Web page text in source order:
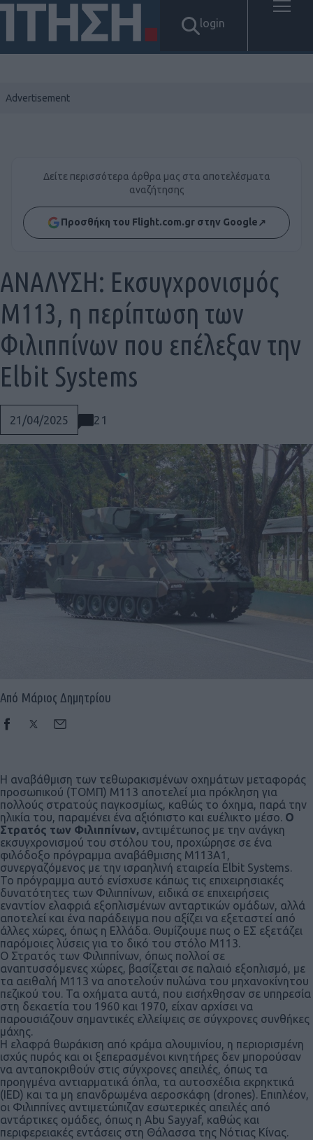
login
Social
Δείτε περισσότερα άρθρα μας στα αποτελέσματα
αναζήτησης
Προσθήκη του Flight.com.gr στην Google↗
21/04/2025 21
ΑΝΑΛΥΣΗ: Εκσυγχρονισμός
Μ113, η περίπτωση των
Φιλιππίνων που επέλεξαν την
Elbit Systems
Από Μάριος Δημητρίου
Η αναβάθμιση των τεθωρακισμένων οχημάτων μεταφοράς
προσωπικού (ΤΟΜΠ) Μ113 αποτελεί μια πρόκληση για
πολλούς στρατούς παγκοσμίως, καθώς το όχημα, παρά την
ηλικία του, παραμένει ένα αξιόπιστο και ευέλικτο μέσο. Ο
Στρατός των Φιλιππίνων, αντιμέτωπος με την ανάγκη
εκσυγχρονισμού του στόλου του, προχώρησε σε ένα
φιλόδοξο πρόγραμμα αναβάθμισης Μ113Α1,
συνεργαζόμενος με την ισραηλινή εταιρεία Elbit Systems.
Το πρόγραμμα αυτό ενίσχυσε κάπως τις επιχειρησιακές
δυνατότητες των Φιλιππίνων, ειδικά σε επιχειρήσεις
εναντίον ελαφριά εξοπλισμένων ανταρτικών ομάδων, αλλά
αποτελεί και ένα παράδειγμα που αξίζει να εξεταστεί από
άλλες χώρες, όπως η Ελλάδα. Θυμίζουμε πως ο ΕΣ εξετάζει
παρόμοιες λύσεις για το δικό του στόλο Μ113.
Ο Στρατός των Φιλιππίνων, όπως πολλοί σε
αναπτυσσόμενες χώρες, βασίζεται σε παλαιό εξοπλισμό, με
τα αειθαλή Μ113 να αποτελούν πυλώνα του μηχανοκίνητου
πεζικού του. Τα οχήματα αυτά, που εισήχθησαν σε υπηρεσία
στη δεκαετία του 1960 και 1970, είχαν αρχίσει να
παρουσιάζουν σημαντικές ελλείψεις σε σύγχρονες συνθήκες
μάχης.
Η ελαφρά θωράκιση από κράμα αλουμινίου, η περιορισμένη
ισχύς πυρός και οι ξεπερασμένοι κινητήρες δεν μπορούσαν
να ανταποκριθούν στις σύγχρονες απειλές, όπως τα
προηγμένα αντιαρματικά όπλα, τα αυτοσχέδια εκρηκτικά
(IED) και τα μη επανδρωμένα αεροσκάφη (drones). Επιπλέον,
οι Φιλιππίνες αντιμετώπιζαν εσωτερικές απειλές από
αντάρτικες ομάδες, όπως η Abu Sayyaf, καθώς και
περιφερειακές εντάσεις στη Θάλασσα της Νότιας Κίνας.